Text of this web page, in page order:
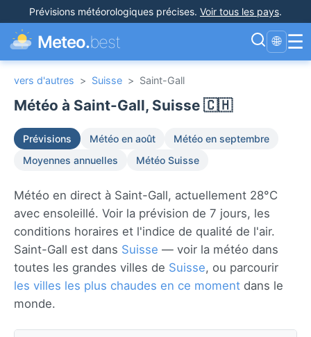
Prévisions météorologiques précises. Voir tous les pays.
Meteo.best 🌐 ☰
vers d'autres > Suisse > Saint-Gall
Météo à Saint-Gall, Suisse 🇨🇭
Prévisions Météo en août
Météo en septembre
Moyennes annuelles
Météo Suisse
Météo en direct à Saint-Gall, actuellement 28°C
avec ensoleillé. Voir la prévision de 7 jours, les
conditions horaires et l'indice de qualité de l'air.
Saint-Gall est dans Suisse — voir la météo dans
toutes les grandes villes de Suisse, ou parcourir
les villes les plus chaudes en ce moment dans le
monde.